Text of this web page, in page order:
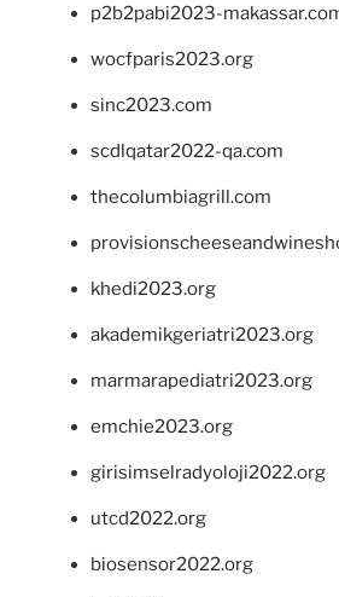
p2b2pabi2023-
wocfparis2023.org
sinc2023.com
scdlqatar2022-qa.com
thecolumbiagrill.com
khedi2023.org
akademikgeriatri2023.org
marmarapediatri2023.org
emchie2023.org
girisimselradyoloji2022.org
utcd2022.org
biosensor2022.org